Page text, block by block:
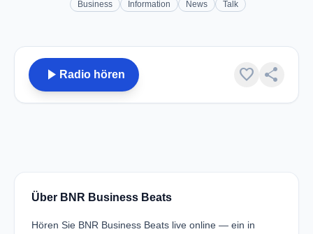
Business Information News Talk
play_arrow Radio hören favorite share
Über BNR Business Beats
Hören Sie BNR Business Beats live online — ein in